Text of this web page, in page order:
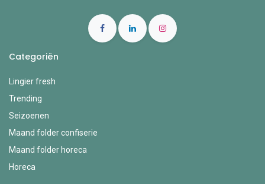
Categoriën
Lingier fresh
Trending
Seizoenen
Maand folder confiserie
Maand folder horeca
Horeca